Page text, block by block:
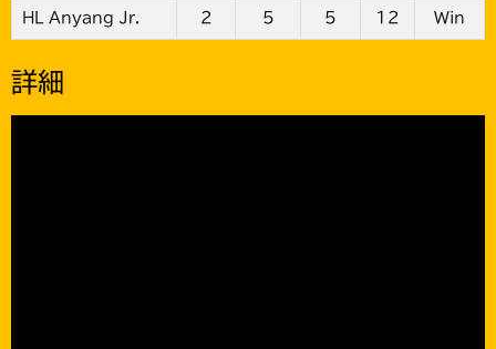
HL Anyang Jr. 2 5 5 12 Win
詳細